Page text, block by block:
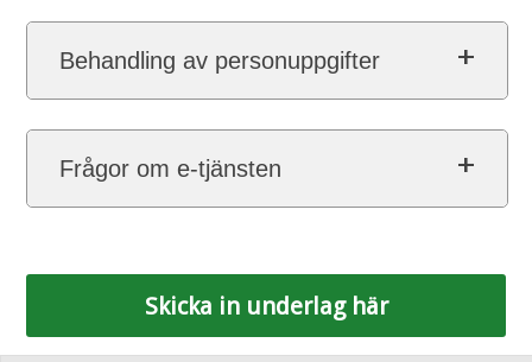
Behandling av personuppgifter
Frågor om e-tjänsten
Skicka in underlag här